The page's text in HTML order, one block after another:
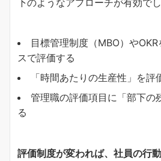
目標管理制度（MBO）や
スで評価する
「時間あたりの生産性」を評
管理職の評価項目に「部下の
る
評価制度が変われば、社員の行動